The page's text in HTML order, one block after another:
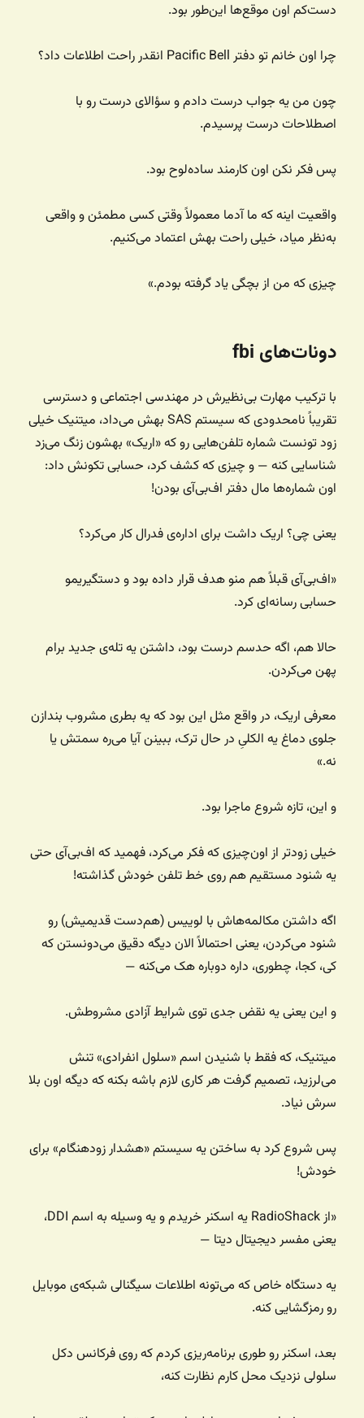
دست‌کم اون موقع‌ها این‌طور بود.
چرا اون خانم تو دفتر Pacific Bell انقدر راحت اطلاعات داد؟
چون من یه جواب درست دادم و سؤالای درست رو با
اصطلاحات درست پرسیدم.
پس فکر نکن اون کارمند ساده‌لوح بود.
واقعیت اینه که ما آدما معمولاً وقتی کسی مطمئن و واقعی
به‌نظر میاد، خیلی راحت بهش اعتماد می‌کنیم.
چیزی که من از بچگی یاد گرفته بودم.»
دونات‌های fbi
با ترکیب مهارت بی‌نظیرش در مهندسی اجتماعی و دسترسی
تقریباً نامحدودی که سیستم SAS بهش می‌داد، میتنیک خیلی
زود تونست شماره‌ تلفن‌هایی رو که «اریک» بهشون زنگ می‌زد
شناسایی کنه — و چیزی که کشف کرد، حسابی تکونش داد:
اون شماره‌ها مال دفتر اف‌بی‌آی بودن!
یعنی چی؟ اریک داشت برای اداره‌ی فدرال کار می‌کرد؟
«اف‌بی‌آی قبلاً هم منو هدف قرار داده بود و دستگیریمو
حسابی رسانه‌ای کرد.
حالا هم، اگه حدسم درست بود، داشتن یه تله‌ی جدید برام
پهن می‌کردن.
معرفی اریک، در واقع مثل این بود که یه بطری مشروب بندازن
جلوی دماغ یه الکلیِ در حال ترک، ببینن آیا می‌ره سمتش یا
نه.»
و این، تازه شروع ماجرا بود.
خیلی زودتر از اون‌چیزی که فکر می‌کرد، فهمید که اف‌بی‌آی حتی
یه شنود مستقیم هم روی خط تلفن خودش گذاشته!
اگه داشتن مکالمه‌هاش با لوییس (هم‌دست قدیمیش) رو
شنود می‌کردن، یعنی احتمالاً الان دیگه دقیق می‌دونستن که
کی، کجا، چطوری، داره دوباره هک می‌کنه —
و این یعنی یه نقض جدی توی شرایط آزادی‌ مشروطش.
میتنیک، که فقط با شنیدن اسم «سلول انفرادی» تنش
می‌لرزید، تصمیم گرفت هر کاری لازم باشه بکنه که دیگه اون بلا
سرش نیاد.
پس شروع کرد به ساختن یه سیستم «هشدار زودهنگام» برای
خودش!
«از RadioShack یه اسکنر خریدم و یه وسیله به اسم DDI،
یعنی مفسر دیجیتال دیتا —
یه دستگاه خاص که می‌تونه اطلاعات سیگنالی شبکه‌ی موبایل
رو رمزگشایی کنه.
بعد، اسکنر رو طوری برنامه‌ریزی کردم که روی فرکانس دکل
سلولی نزدیک محل کارم نظارت کنه،